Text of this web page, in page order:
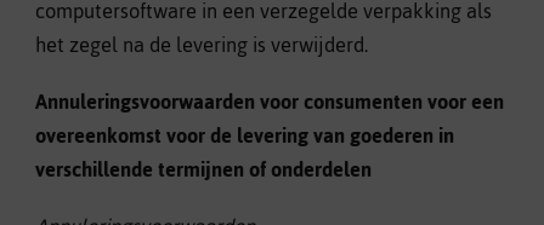
computersoftware in een verzegelde verpakking als
het zegel na de levering is verwijderd.
Annuleringsvoorwaarden voor consumenten voor een
overeenkomst voor de levering van goederen in
verschillende termijnen of onderdelen